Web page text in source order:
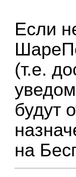
Если
(т.е.
будут
на